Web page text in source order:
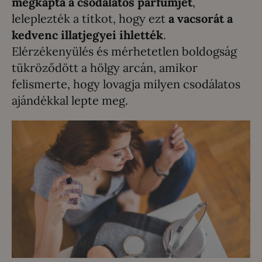
leleplezték a titkot, hogy ezt a vacsorát a
kedvenc illatjegyei ihlették.
Elérzékenyülés és mérhetetlen boldogság
tükröződött a hölgy arcán, amikor
felismerte, hogy lovagja milyen csodálatos
ajándékkal lepte meg.